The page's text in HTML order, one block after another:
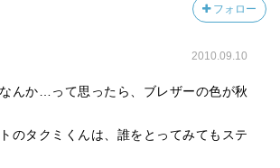
フォロー
2010.09.10
んか…って思ったら、ブレザーの色が秋
のタクミくんは、誰をとってみてもステ